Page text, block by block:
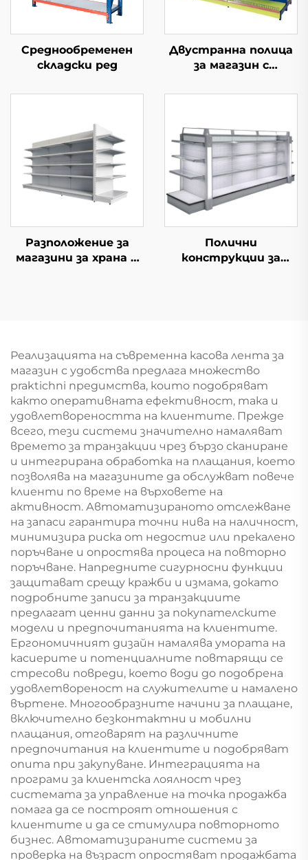
Среднообременен
складски ред
Двустранна полица
за магазин с
S002A
Разположение за
магазини за храна и
Полични
конструкции за
Реализацията на съвременна касова лента за
магазин с удобства предлага множество
praktichni предимства, които подобряват
както оперативната ефективност, така и
удовлетвореността на клиентите. Прежде
всего, тези системи значително намаляват
времето за транзакции чрез бързо сканиране
и интегрирана обработка на плащания, което
позволява на магазините да обслужват повече
клиенти по време на върховете на
активност. Автоматизираното отслежване
на запаси гарантира точни нива на наличност,
минимизира риска от недостиг или прекалено
поръчване и опростява процеса на повторно
поръчване. Напредните сигурносни функции
защитават срещу кражби и измама, докато
подробните записи за транзакциите
предлагат ценни данни за покупателските
модели и предпочитанията на клиентите.
Ергономичният дизайн намалява умората на
касиерите и потенциалните повтарящи се
стресови повреди, което води до подобрена
удовлетвореност на служителите и намалено
въртене. Многообразните начини за плащане,
включително безконтактни и мобилни
плащания, отговарят на различните
предпочитания на клиентите и подобряват
опита при закупуване. Интеграцията на
програми за клиентска лоялност чрез
системата за управление на точка продажба
помага да се построят отношения с
клиентите и да се стимулира повторното
бизнес. Автоматизираните системи за
проверка на възраст опростяват продажбата